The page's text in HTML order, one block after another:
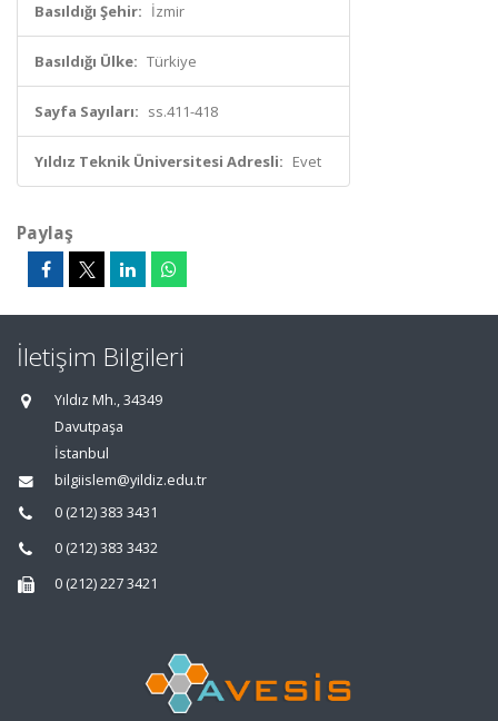
Basıldığı Şehir: İzmir
Basıldığı Ülke: Türkiye
Sayfa Sayıları: ss.411-418
Yıldız Teknik Üniversitesi Adresli: Evet
Paylaş
İletişim Bilgileri
Yıldız Mh., 34349
Davutpaşa
İstanbul
bilgiislem@yildiz.edu.tr
0 (212) 383 3431
0 (212) 383 3432
0 (212) 227 3421